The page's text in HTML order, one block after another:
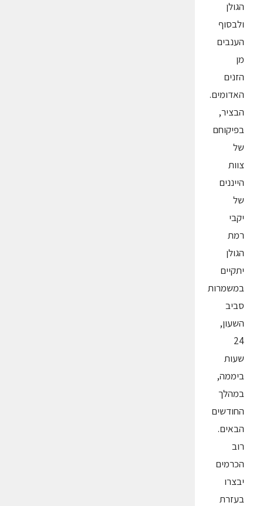
הגולן
ולבסוף
הענבים
מן
הזנים
האדומים.
הבציר,
בפיקוחם
של
צוות
הייננים
של
יקבי
רמת
הגולן
יתקיים
במשמרות
סביב
השעון,
24
שעות
ביממה,
במהלך
החודשים
הבאים.
רוב
הכרמים
יבצרו
בעזרת